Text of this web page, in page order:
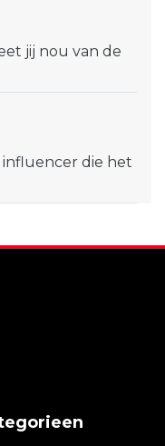
jij nou van de
influencer die het